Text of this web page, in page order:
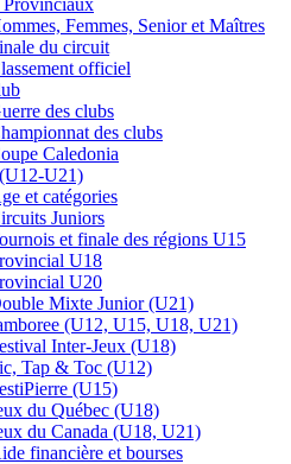
Femmes, Senior et Maîtres
du circuit
officiel
des clubs
des clubs
Caledonia
U21)
et catégories
Juniors
et finale des régions U15
U18
U20
Mixte Junior (U21)
(U12, U15, U18, U21)
Inter-Jeux (U18)
Tap & Toc (U12)
(U15)
du Québec (U18)
du Canada (U18, U21)
financière et bourses